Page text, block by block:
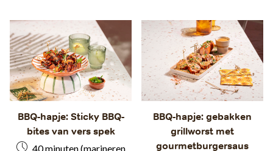
BBQ-hapje: Sticky BBQ-
bites van vers spek
40 minuten (marineren
BBQ-hapje: gebakken
grillworst met
gourmetburgersaus